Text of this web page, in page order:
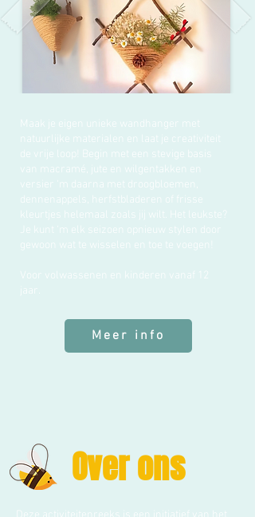
Maak je eigen unieke wandhanger met
natuurlijke materialen en laat je creativiteit
de vrije loop! Begin met een stevige basis
van macramé, jute en wilgentakken en
versier ‘m daarna met droogbloemen,
dennenappels, herfstbladeren of frisse
kleurtjes helemaal zoals jij wilt. Het leukste?
Je kunt ‘m elk seizoen opnieuw stylen door
gewoon wat te wisselen en toe te voegen!
Voor volwassenen en kinderen vanaf 12
jaar.
Meer info
Over ons